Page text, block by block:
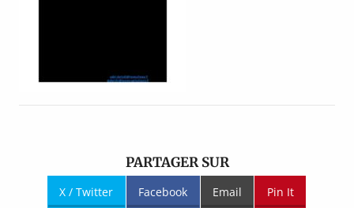
PARTAGER SUR
X / Twitter Facebook Email Pin It